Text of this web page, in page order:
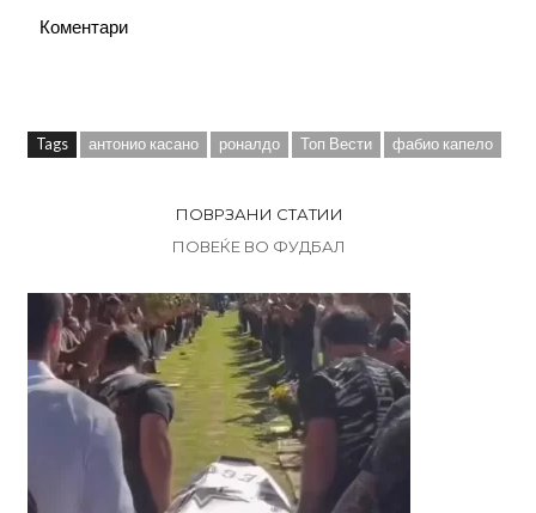
Коментари
Tags антонио касано роналдо Топ Вести фабио капело
ПОВРЗАНИ СТАТИИ
ПОВЕЌЕ ВО ФУДБАЛ